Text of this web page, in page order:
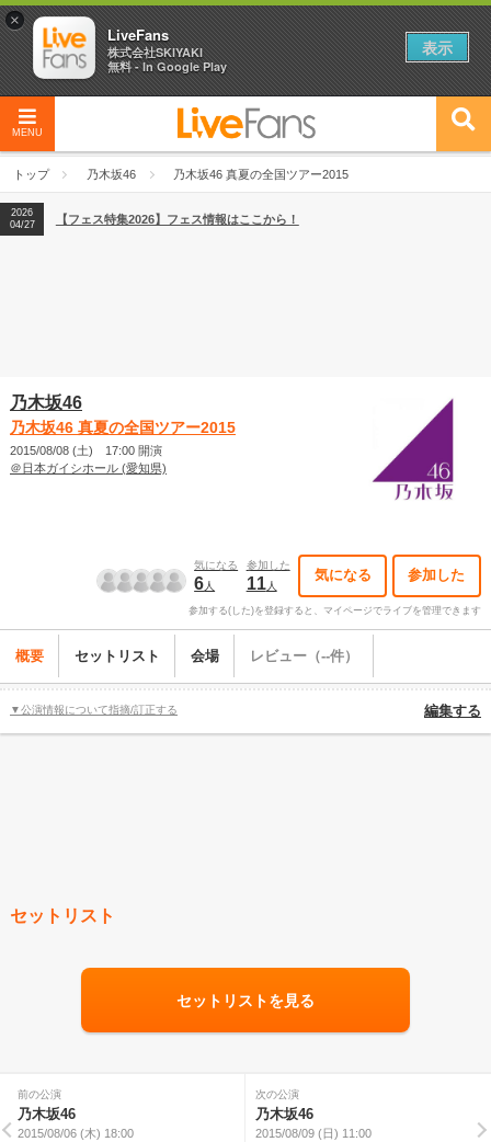
MENU
トップ 乃木坂46 乃木坂46 真夏の全国ツアー2015
2026
04/27
2026
【ライブ動員ランキング】2026年上半期編発表！
2026
04/27
【フェス特集2026】フェス情報はここから！
乃木坂46
乃木坂46 真夏の全国ツアー2015
2015/08/08 (土) 17:00 開演
＠日本ガイシホール (愛知県)
気になる
6人
参加した
11人
気になる 参加した
参加する(した)を登録すると、マイページでライブを管理できます
概要 セットリスト 会場 レビュー（--件）
▼公演情報について指摘/訂正する 編集する
セットリスト
セットリストを見る
前の公演
乃木坂46
2015/08/06 (木) 18:00
次の公演
乃木坂46
2015/08/09 (日) 11:00
×
LiveFans
株式会社SKIYAKI
無料 - In Google Play
表示